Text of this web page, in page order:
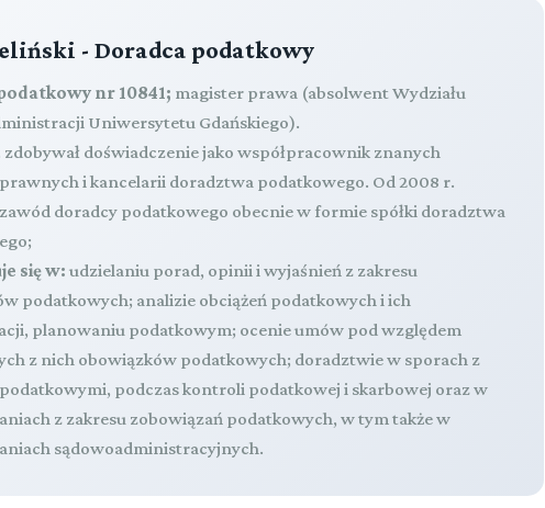
- Doradca podatkowy
nr 10841; magister prawa (absolwent Wydziału
Uniwersytetu Gdańskiego).
zdobywał doświadczenie jako współpracownik znanych
i kancelarii doradztwa podatkowego. Od 2008 r.
doradcy podatkowego obecnie w formie spółki doradztwa
się w: udzielaniu porad, opinii i wyjaśnień z zakresu
podatkowych; analizie obciążeń podatkowych i ich
planowaniu podatkowym; ocenie umów pod względem
z nich obowiązków podatkowych; doradztwie w sporach z
podczas kontroli podatkowej i skarbowej oraz w
z zakresu zobowiązań podatkowych, w tym także w
sądowoadministracyjnych.